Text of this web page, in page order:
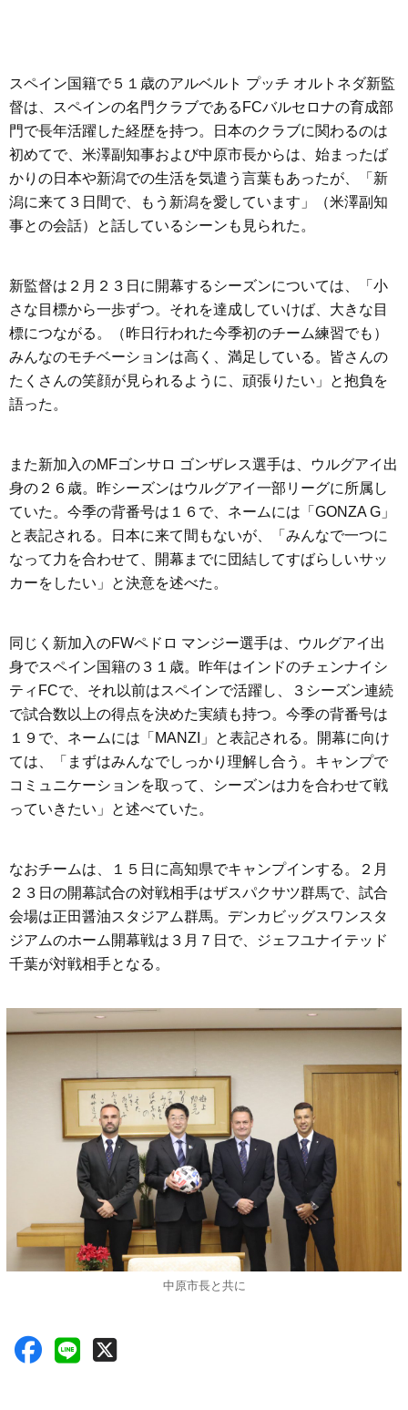
スペイン国籍で５１歳のアルベルト プッチ オルトネダ新監
督は、スペインの名門クラブであるFCバルセロナの育成部
門で長年活躍した経歴を持つ。日本のクラブに関わるのは
初めてで、米澤副知事および中原市長からは、始まったば
かりの日本や新潟での生活を気遣う言葉もあったが、「新
潟に来て３日間で、もう新潟を愛しています」（米澤副知
事との会話）と話しているシーンも見られた。
新監督は２月２３日に開幕するシーズンについては、「小
さな目標から一歩ずつ。それを達成していけば、大きな目
標につながる。（昨日行われた今季初のチーム練習でも）
みんなのモチベーションは高く、満足している。皆さんの
たくさんの笑顔が見られるように、頑張りたい」と抱負を
語った。
また新加入のMFゴンサロ ゴンザレス選手は、ウルグアイ出
身の２６歳。昨シーズンはウルグアイ一部リーグに所属し
ていた。今季の背番号は１６で、ネームには「GONZA G」
と表記される。日本に来て間もないが、「みんなで一つに
なって力を合わせて、開幕までに団結してすばらしいサッ
カーをしたい」と決意を述べた。
同じく新加入のFWペドロ マンジー選手は、ウルグアイ出
身でスペイン国籍の３１歳。昨年はインドのチェンナイシ
ティFCで、それ以前はスペインで活躍し、３シーズン連続
で試合数以上の得点を決めた実績も持つ。今季の背番号は
１９で、ネームには「MANZI」と表記される。開幕に向け
ては、「まずはみんなでしっかり理解し合う。キャンプで
コミュニケーションを取って、シーズンは力を合わせて戦
っていきたい」と述べていた。
なおチームは、１５日に高知県でキャンプインする。２月
２３日の開幕試合の対戦相手はザスパクサツ群馬で、試合
会場は正田醤油スタジアム群馬。デンカビッグスワンスタ
ジアムのホーム開幕戦は３月７日で、ジェフユナイテッド
千葉が対戦相手となる。
中原市長と共に